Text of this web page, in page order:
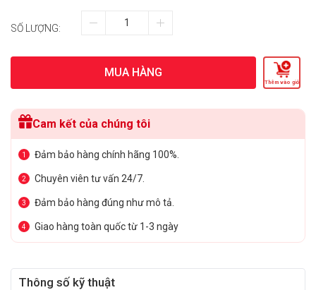
SỐ LƯỢNG:
MUA HÀNG
Thêm vào giỏ
Cam kết của chúng tôi
1 Đảm bảo hàng chính hãng 100%.
2 Chuyên viên tư vấn 24/7.
3 Đảm bảo hàng đúng như mô tả.
4 Giao hàng toàn quốc từ 1-3 ngày
Thông số kỹ thuật